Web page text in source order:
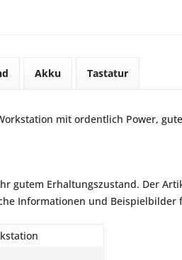
Akku Tastatur
mit ordentlich Power,
gutem Erhaltungszustand. Der
Informationen und Beispielbilder